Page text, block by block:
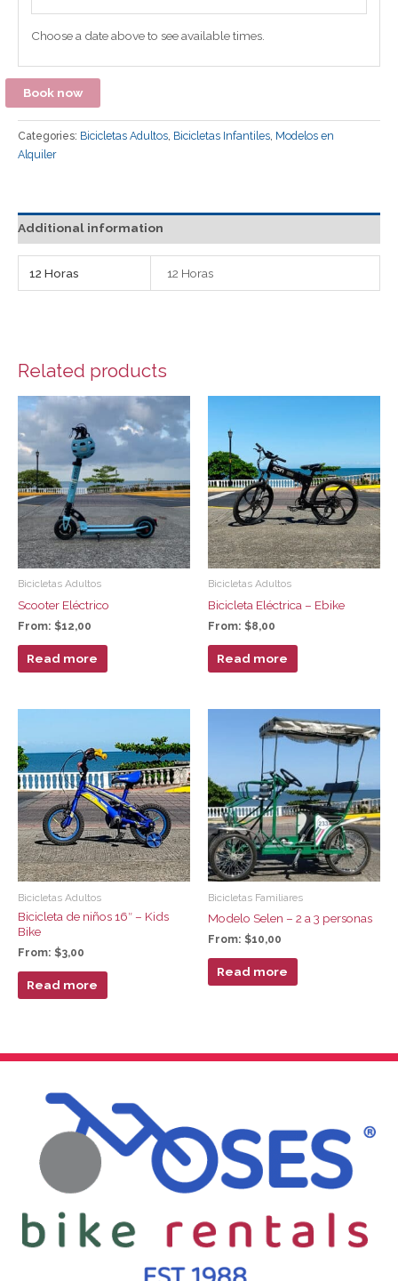
Choose a date above to see available times.
Book now
Categories: Bicicletas Adultos, Bicicletas Infantiles, Modelos en
Alquiler
Additional information
12 Horas 12 Horas
Related products
Bicicletas Adultos
Scooter Eléctrico
From: $12,00
Read more
Bicicletas Adultos
Bicicleta Eléctrica – Ebike
From: $8,00
Read more
Bicicletas Adultos
Bicicleta de niños 16″ – Kids
Bike
From: $3,00
Read more
Bicicletas Familiares
Modelo Selen – 2 a 3 personas
From: $10,00
Read more